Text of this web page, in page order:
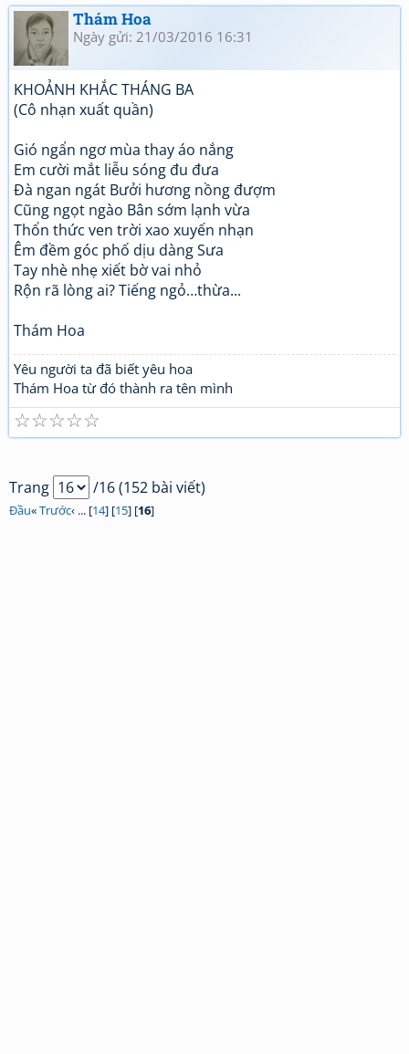
Thám Hoa
Ngày gửi: 21/03/2016 16:31
KHOẢNH KHẮC THÁNG BA
(Cô nhạn xuất quần)
Gió ngẩn ngơ mùa thay áo nắng
Em cười mắt liễu sóng đu đưa
Đà ngan ngát Bưởi hương nồng đượm
Cũng ngọt ngào Bân sớm lạnh vừa
Thổn thức ven trời xao xuyến nhạn
Êm đềm góc phố dịu dàng Sưa
Tay nhè nhẹ xiết bờ vai nhỏ
Rộn rã lòng ai? Tiếng ngỏ…thừa...
Thám Hoa
Yêu người ta đã biết yêu hoa
Thám Hoa từ đó thành ra tên mình
☆
☆
☆
☆
☆
Trang /16 (152 bài viết)
Đầu«Trước‹ ... [14] [15] [16]